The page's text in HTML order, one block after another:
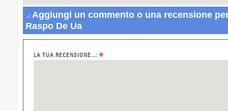
Aggiungi un commento o una recensione
Raspo De Ua
LA TUA RECENSIONE...: *